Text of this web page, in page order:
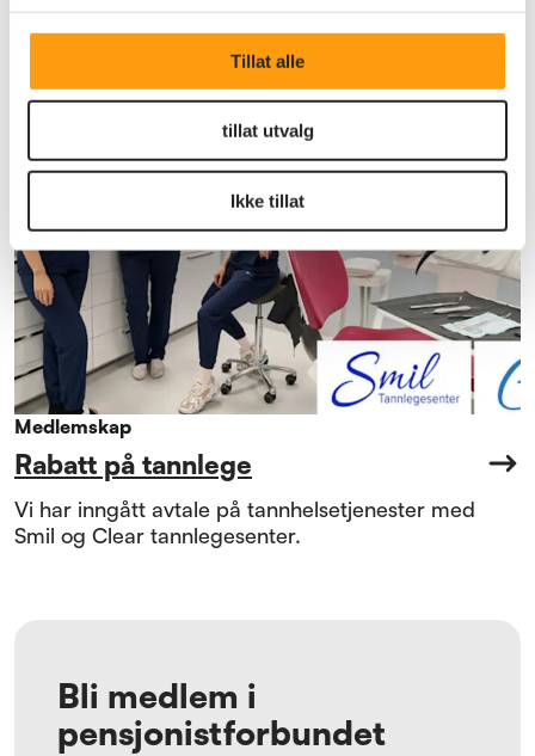
Tillat alle
tillat utvalg
Ikke tillat
Medlemskap
Rabatt på tannlege
Vi har inngått avtale på tannhelsetjenester med
Smil og Clear tannlegesenter.
Bli medlem i
pensjonistforbundet